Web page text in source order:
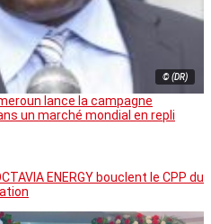
© (DR)
lance la campagne
un marché mondial en repli
ENERGY bouclent le CPP du